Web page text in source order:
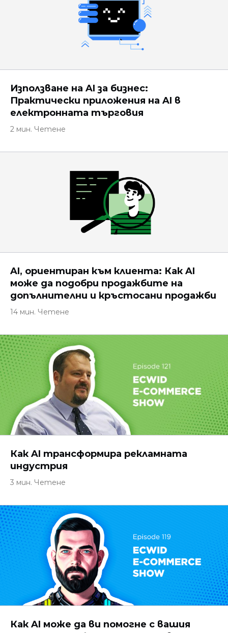
Използване на AI за бизнес:
Практически приложения на AI в
електронната търговия
2 мин. Четене
AI, ориентиран към клиента: Как AI
може да подобри продажбите на
допълнителни и кръстосани продажби
14 мин. Четене
Как AI трансформира рекламната
индустрия
3 мин. Четене
Как AI може да ви помогне с вашия